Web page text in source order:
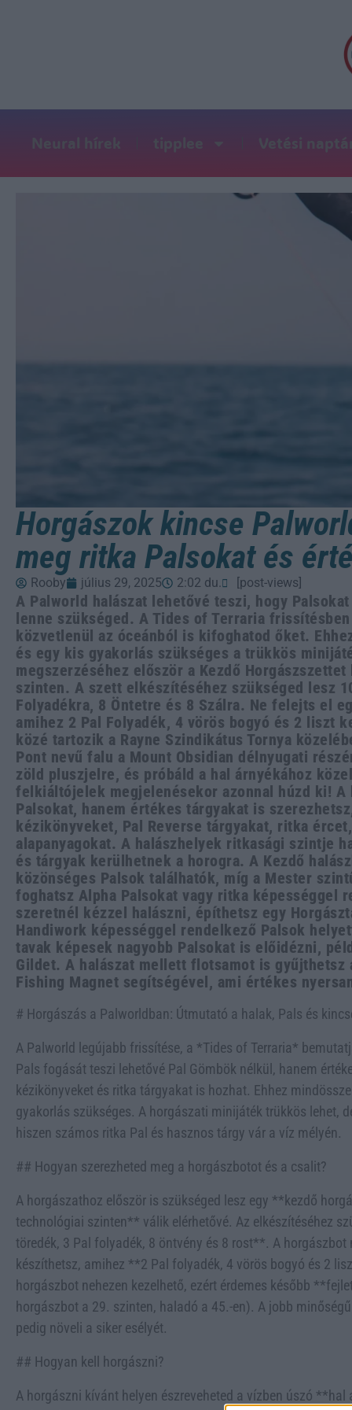
Neural hírek tipplee Vetési
Horgászok kincse
meg ritka Palsokat és
Rooby július 29, 2025 2:02 du. [post-views]
A Palworld halászat lehetővé teszi, hogy
lenne szükséged. A Tides of Terraria
közvetlenül az óceánból is kifoghatod őket.
és egy kis gyakorlás szükséges a trükkös
megszerzéséhez először a Kezdő
szinten. A szett elkészítéséhez szükséged lesz
Folyadékra, 8 Öntetre és 8 Szálra. Ne felejts el
amihez 2 Pal Folyadék, 4 vörös bogyó és 2 liszt
közé tartozik a Rayne Szindikátus Tornya
Pont nevű falu a Mount Obsidian délnyugati
zöld pluszjelre, és próbáld a hal árnyékához
felkiáltójelek megjelenésekor azonnal húzd ki! A
Palsokat, hanem értékes tárgyakat is
kézikönyveket, Pal Reverse tárgyakat, ritka
alapanyagokat. A halászhelyek ritkasági szintje
és tárgyak kerülhetnek a horogra. A Kezdő
közönséges Palsok találhatók, míg a Mester
foghatsz Alpha Palsokat vagy ritka képességgel
szeretnél kézzel halászni, építhetsz egy
Handiwork képességgel rendelkező Palsok
tavak képesek nagyobb Palsokat is előidézni,
Gildet. A halászat mellett flotsamot is gyűjthetsz
Fishing Magnet segítségével, ami értékes
# Horgászás a Palworldban: Útmutató a halak, Pals és
A Palworld legújabb frissítése, a *Tides of Terraria*
Pals fogását teszi lehetővé Pal Gömbök nélkül, hanem
kézikönyveket és ritka tárgyakat is hozhat. Ehhez
gyakorlás szükséges. A horgászati minijáték trükkös lehet,
hiszen számos ritka Pal és hasznos tárgy vár a víz mélyén.
## Hogyan szerezheted meg a horgászbotot és a csalit?
A horgászathoz először is szükséged lesz egy **kezdő
technológiai szinten** válik elérhetővé. Az elkészítéséhez
töredék, 3 Pal folyadék, 8 öntvény és 8 rost**. A
készíthetsz, amihez **2 Pal folyadék, 4 vörös bogyó és 2
horgászbot nehezen kezelhető, ezért érdemes később
horgászbot a 29. szinten, haladó a 45.-en). A jobb
pedig növeli a siker esélyét.
## Hogyan kell horgászni?
A horgászni kívánt helyen észreveheted a vízben úszó